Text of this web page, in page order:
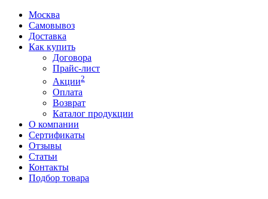
Москва
Самовывоз
Доставка
Как купить
Договора
Прайс-лист
Акции2
Оплата
Возврат
Каталог продукции
О компании
Сертификаты
Отзывы
Статьи
Контакты
Подбор товара